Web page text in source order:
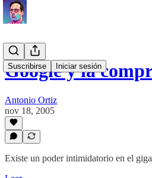
Suscribirse Iniciar sesión
Google y la
Antonio Ortiz
nov 18, 2005
Existe un poder intimidatorio en el